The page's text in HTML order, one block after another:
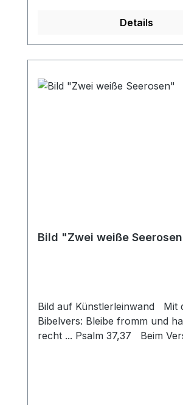
Details
Bild "Zwei weiße
Bild auf Künstlerleinwand Mit
Bibelvers: Bleibe fromm und
recht ... Psalm 37,37 Beim